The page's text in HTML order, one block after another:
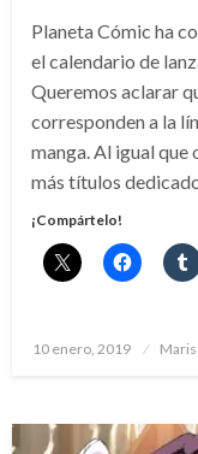
Planeta Cómic ha
el calendario de
Queremos aclarar
corresponden a la
manga. Al igual que
más títulos
¡Compártelo!
Publicado
10 enero, 2019